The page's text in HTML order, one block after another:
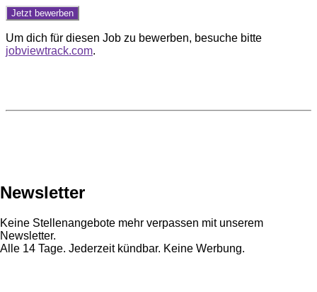
Um dich für diesen Job zu bewerben, besuche bitte
jobviewtrack.com.
Newsletter
Keine Stellenangebote mehr verpassen mit unserem
Newsletter.
Alle 14 Tage. Jederzeit kündbar. Keine Werbung.